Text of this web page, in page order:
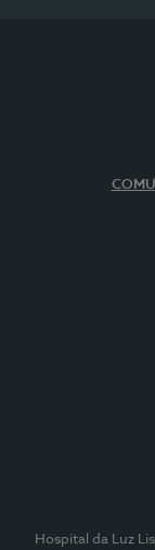
Hospital da Luz